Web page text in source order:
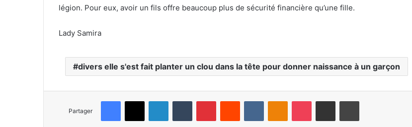
légion. Pour eux, avoir un fils offre beaucoup plus de sécurité financière qu’une fille.
Lady Samira
divers elle s'est fait planter un clou dans la tête pour donner naissance à un garçon
Partager